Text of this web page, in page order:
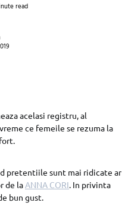
read
acelasi registru, al
ce femeile se rezuma la
pretentiile sunt mai ridicate ar
de laANNA CORI. In privinta
bun gust.